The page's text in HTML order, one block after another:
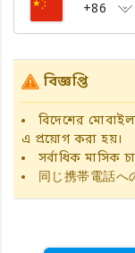
+86
বিজ্ঞপ্তি
বিদেশের
এ প্রয়োগ করা হয়।
সর্বাধিক মাসিক
同じ携帯電話へ